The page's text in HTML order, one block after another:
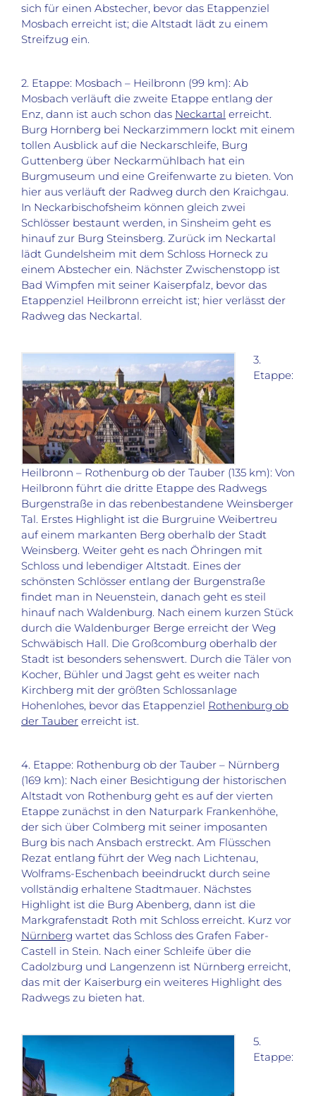
sich für einen Abstecher, bevor das Etappenziel
Mosbach erreicht ist; die Altstadt lädt zu einem
Streifzug ein.
2. Etappe: Mosbach – Heilbronn (99 km): Ab
Mosbach verläuft die zweite Etappe entlang der
Enz, dann ist auch schon das Neckartal erreicht.
Burg Hornberg bei Neckarzimmern lockt mit einem
tollen Ausblick auf die Neckarschleife, Burg
Guttenberg über Neckarmühlbach hat ein
Burgmuseum und eine Greifenwarte zu bieten. Von
hier aus verläuft der Radweg durch den Kraichgau.
In Neckarbischofsheim können gleich zwei
Schlösser bestaunt werden, in Sinsheim geht es
hinauf zur Burg Steinsberg. Zurück im Neckartal
lädt Gundelsheim mit dem Schloss Horneck zu
einem Abstecher ein. Nächster Zwischenstopp ist
Bad Wimpfen mit seiner Kaiserpfalz, bevor das
Etappenziel Heilbronn erreicht ist; hier verlässt der
Radweg das Neckartal.
3.
Etappe:
Heilbronn – Rothenburg ob der Tauber (135 km): Von
Heilbronn führt die dritte Etappe des Radwegs
Burgenstraße in das rebenbestandene Weinsberger
Tal. Erstes Highlight ist die Burgruine Weibertreu
auf einem markanten Berg oberhalb der Stadt
Weinsberg. Weiter geht es nach Öhringen mit
Schloss und lebendiger Altstadt. Eines der
schönsten Schlösser entlang der Burgenstraße
findet man in Neuenstein, danach geht es steil
hinauf nach Waldenburg. Nach einem kurzen Stück
durch die Waldenburger Berge erreicht der Weg
Schwäbisch Hall. Die Großcomburg oberhalb der
Stadt ist besonders sehenswert. Durch die Täler von
Kocher, Bühler und Jagst geht es weiter nach
Kirchberg mit der größten Schlossanlage
Hohenlohes, bevor das Etappenziel Rothenburg ob
der Tauber erreicht ist.
4. Etappe: Rothenburg ob der Tauber – Nürnberg
(169 km): Nach einer Besichtigung der historischen
Altstadt von Rothenburg geht es auf der vierten
Etappe zunächst in den Naturpark Frankenhöhe,
der sich über Colmberg mit seiner imposanten
Burg bis nach Ansbach erstreckt. Am Flüsschen
Rezat entlang führt der Weg nach Lichtenau,
Wolframs-Eschenbach beeindruckt durch seine
vollständig erhaltene Stadtmauer. Nächstes
Highlight ist die Burg Abenberg, dann ist die
Markgrafenstadt Roth mit Schloss erreicht. Kurz vor
Nürnberg wartet das Schloss des Grafen Faber-
Castell in Stein. Nach einer Schleife über die
Cadolzburg und Langenzenn ist Nürnberg erreicht,
das mit der Kaiserburg ein weiteres Highlight des
Radwegs zu bieten hat.
5.
Etappe: